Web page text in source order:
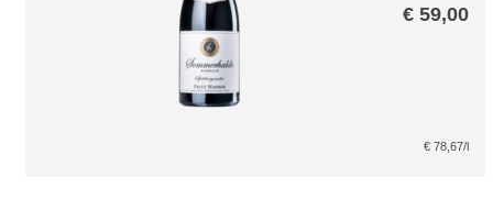
€ 59,00
€ 78,67/l